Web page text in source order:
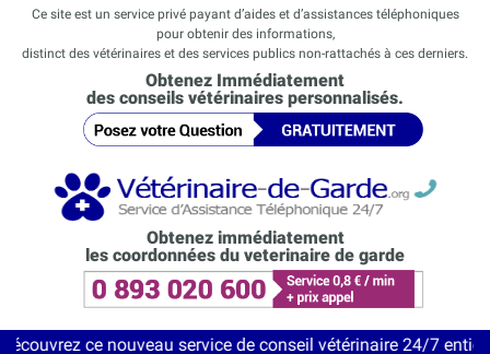
Ce site est un service privé payant d’aides et d’assistances téléphoniques
pour obtenir des informations,
distinct des vétérinaires et des services publics non-rattachés à ces derniers.
Obtenez Immédiatement
des conseils vétérinaires personnalisés.
Obtenez immédiatement
les coordonnées du veterinaire de garde
nouveau service de conseil vétérinaire 24/7 entièrement